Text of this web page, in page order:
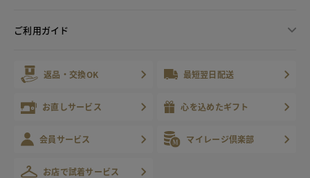
ご利用ガイド
返品・交換OK 最短翌日配送
お直しサービス 心を込めたギフト
会員サービス マイレージ倶楽部
お店で試着サービス